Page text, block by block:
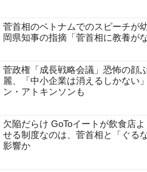
菅首相のベトナムでのスピーチが
岡県知事の指摘「菅首相に教養が
菅政権「成長戦略会議」恐怖の顔
麗、「中小企業は消えるしかない
ン・アトキンソンも
欠陥だらけ GoToイートが飲食店
せる制度なのは、菅首相と「ぐる
影響か